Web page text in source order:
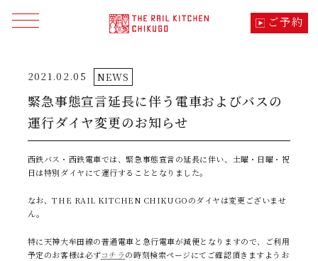
メニューを開く
TOP トップ
CUISINE 季節の料理
SPECIALITY 車内でのこだわり・体験
TIME TABLE コース・料金・運行日
ABOUT 列車の想い・つながり
ご予約
2021.02.05 NEWS
緊急事態宣言延長に伴う電車およびバスの
運行ダイヤ変更のお知らせ
西鉄バス・西鉄電車では、緊急事態宣言の延長に伴い、土曜・日曜・祝
日は特別ダイヤにて運行することとなりました。
なお、THE RAIL KITCHEN CHIKUGOのダイヤは変更ございませ
ん。
特に天神大牟田線の普通電車と急行電車が減便となりますので、ご利用
予定のお客様は必ずコチラの時刻検索ページにてご確認頂きますようお